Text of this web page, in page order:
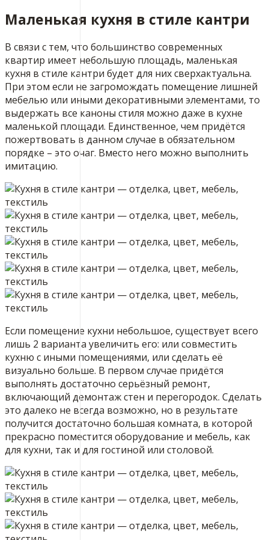
Маленькая кухня в стиле кантри
В связи с тем, что большинство современных
квартир имеет небольшую площадь, маленькая
кухня в стиле кантри будет для них сверхактуальна.
При этом если не загромождать помещение лишней
мебелью или иными декоративными элементами, то
выдержать все каноны стиля можно даже в кухне
маленькой площади. Единственное, чем придётся
пожертвовать в данном случае в обязательном
порядке – это очаг. Вместо него можно выполнить
имитацию.
Если помещение кухни небольшое, существует всего
лишь 2 варианта увеличить его: или совместить
кухню с иными помещениями, или сделать её
визуально больше. В первом случае придётся
выполнять достаточно серьёзный ремонт,
включающий демонтаж стен и перегородок. Сделать
это далеко не всегда возможно, но в результате
получится достаточно большая комната, в которой
прекрасно поместится оборудование и мебель, как
для кухни, так и для гостиной или столовой.